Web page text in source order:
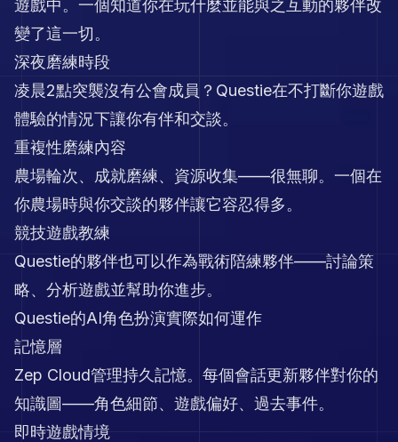
遊戲中。一個知道你在玩什麼並能與之互動的夥伴改
變了這一切。
深夜磨練時段
凌晨2點突襲沒有公會成員？Questie在不打斷你遊戲
體驗的情況下讓你有伴和交談。
重複性磨練內容
農場輪次、成就磨練、資源收集——很無聊。一個在
你農場時與你交談的夥伴讓它容忍得多。
競技遊戲教練
Questie的夥伴也可以作為戰術陪練夥伴——討論策
略、分析遊戲並幫助你進步。
Questie的AI角色扮演實際如何運作
記憶層
Zep Cloud管理持久記憶。每個會話更新夥伴對你的
知識圖——角色細節、遊戲偏好、過去事件。
即時遊戲情境